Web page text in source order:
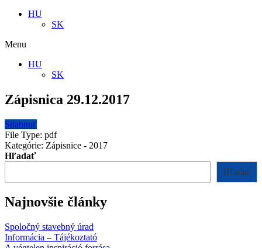
HU
SK
Menu
HU
SK
Zápisnica 29.12.2017
Stiahnuť
File Type: pdf
Kategórie: Zápisnice - 2017
Hľadať
Hľadať
Najnovšie články
Spoločný stavebný úrad
Informácia – Tájékoztató